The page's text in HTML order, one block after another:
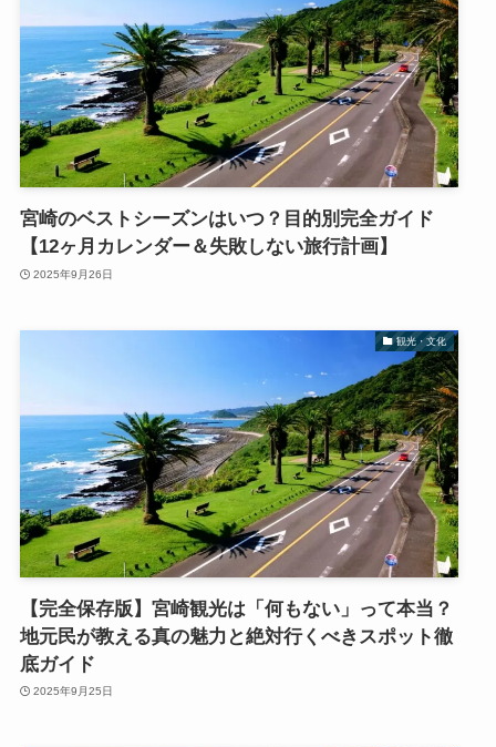
宮崎のベストシーズンはいつ？目的別完全ガイド
【12ヶ月カレンダー＆失敗しない旅行計画】
2025年9月26日
観光・文化
【完全保存版】宮崎観光は「何もない」って本当？
地元民が教える真の魅力と絶対行くべきスポット徹
底ガイド
2025年9月25日